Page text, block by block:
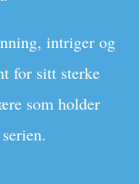
intriger og
for sitt sterke
som holder